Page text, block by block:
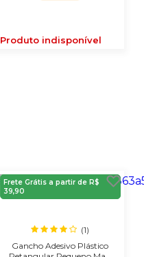
Produto indisponível
Frete Grátis a partir de R$
39,90
(1)
Gancho Adesivo Plástico